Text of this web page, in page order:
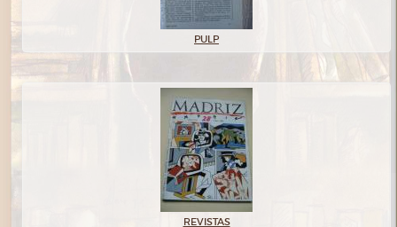
PULP
REVISTAS